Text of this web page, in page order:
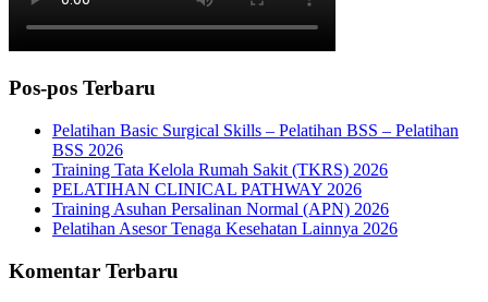
Pos-pos Terbaru
Pelatihan Basic Surgical Skills – Pelatihan BSS – Pelatihan
BSS 2026
Training Tata Kelola Rumah Sakit (TKRS) 2026
PELATIHAN CLINICAL PATHWAY 2026
Training Asuhan Persalinan Normal (APN) 2026
Pelatihan Asesor Tenaga Kesehatan Lainnya 2026
Komentar Terbaru